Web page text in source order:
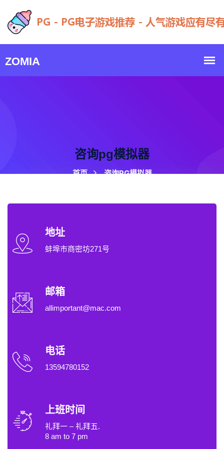
咨询pg模拟器
首页 咨询PG模拟器
地址
蚌埠市商密坊271号
邮箱
allimportant@mac.com
电话
13594780152
上班时间
礼拜一 – 礼拜五.
8 am to 7 pm